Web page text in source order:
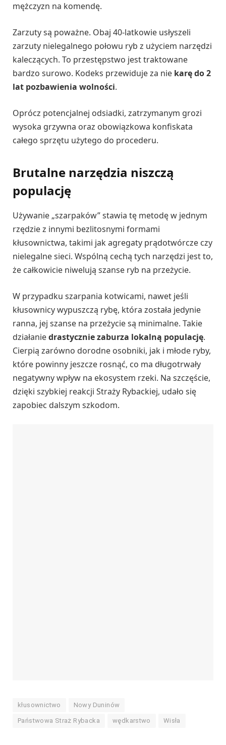
mężczyzn na komendę.
Zarzuty są poważne. Obaj 40-latkowie usłyszeli
zarzuty nielegalnego połowu ryb z użyciem narzędzi
kaleczących. To przestępstwo jest traktowane
bardzo surowo. Kodeks przewiduje za nie karę do 2
lat pozbawienia wolności.
Oprócz potencjalnej odsiadki, zatrzymanym grozi
wysoka grzywna oraz obowiązkowa konfiskata
całego sprzętu użytego do procederu.
Brutalne narzędzia niszczą
populację
Używanie „szarpaków” stawia tę metodę w jednym
rzędzie z innymi bezlitosnymi formami
kłusownictwa, takimi jak agregaty prądotwórcze czy
nielegalne sieci. Wspólną cechą tych narzędzi jest to,
że całkowicie niwelują szanse ryb na przeżycie.
W przypadku szarpania kotwicami, nawet jeśli
kłusownicy wypuszczą rybę, która została jedynie
ranna, jej szanse na przeżycie są minimalne. Takie
działaniedrastycznie zaburza lokalną populację.
Cierpią zarówno dorodne osobniki, jak i młode ryby,
które powinny jeszcze rosnąć, co ma długotrwały
negatywny wpływ na ekosystem rzeki. Na szczęście,
dzięki szybkiej reakcji Straży Rybackiej, udało się
zapobiec dalszym szkodom.
kłusownictwo Nowy Duninów
Państwowa Straż Rybacka wędkarstwo Wisła